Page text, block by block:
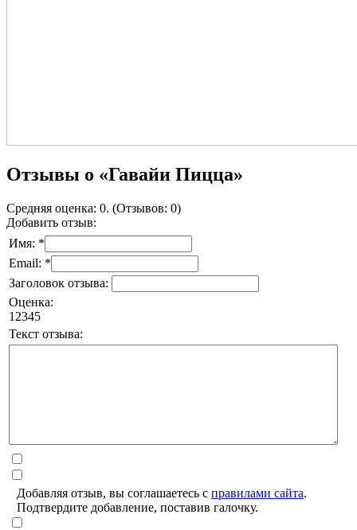
Отзывы о «Гавайи Пицца»
Средняя оценка: 0. (Отзывов: 0)
Добавить отзыв:
Имя: *
Email: *
Заголовок отзыва:
Оценка:
1 2345
Текст отзыва:
Добавляя отзыв, вы соглашаетесь с правилами сайта.
Подтвердите добавление, поставив галочку.